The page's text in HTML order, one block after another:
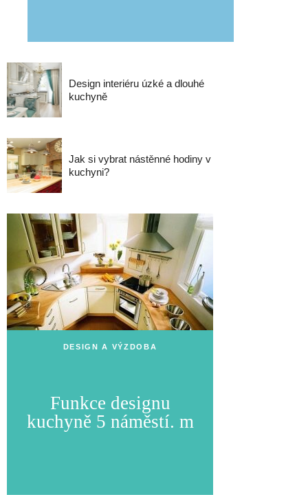
Design interiéru úzké a dlouhé
kuchyně
Jak si vybrat nástěnné hodiny v
kuchyni?
DESIGN A VÝZDOBA
Funkce designu
kuchyně 5 náměstí. m